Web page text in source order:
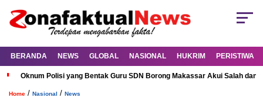
BERANDA NEWS GLOBAL NASIONAL HUKRIM PERISTIWA
Oknum Polisi yang Bentak Guru SDN Borong Makassar Akui Salah dan
Home / Nasional / News